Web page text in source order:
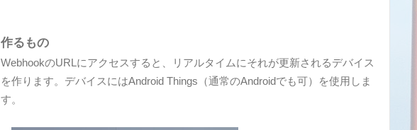
作るもの
WebhookのURLにアクセスすると、リアルタイムにそれが更新されるデバイス
を作ります。デバイスにはAndroid Things（通常のAndroidでも可）を使用しま
す。